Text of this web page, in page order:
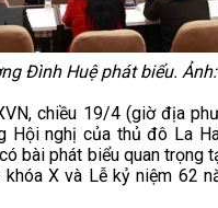
Đình Huệ phát biểu.
chiều 19/4 (giờ địa
Hội nghị của thủ đô La
bài phát biểu quan trọng
X và Lễ kỷ niệm 62